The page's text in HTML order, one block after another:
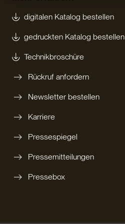
digitalen Katalog bestellen
gedruckten Katalog bestellen
Technikbroschüre
Rückruf anfordern
Newsletter bestellen
Karriere
Pressespiegel
Pressemitteilungen
Pressebox